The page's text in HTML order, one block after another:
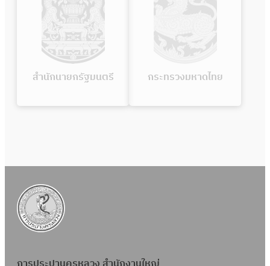
สำนักนายกรัฐมนตรี
รัฐมนตรี
กระทรวงมหาดไทย